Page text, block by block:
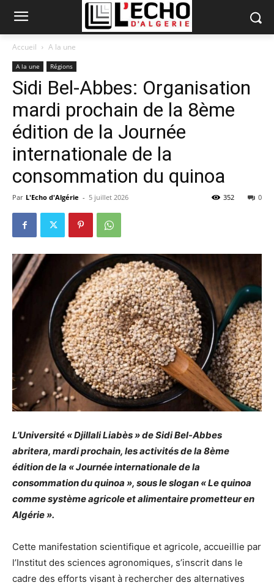
Accueil A la une
A la une Régions
Sidi Bel-Abbes: Organisation
mardi prochain de la 8ème
édition de la Journée
internationale de la
consommation du quinoa
Par L'Echo d'Algérie - 5 juillet 2026 0
352
L’Université « Djillali Liabès » de Sidi Bel-Abbes
abritera, mardi prochain, les activités de la 8ème
édition de la « Journée internationale de la
consommation du quinoa », sous le slogan « Le quinoa
comme système agricole et alimentaire prometteur en
Algérie ».
Cette manifestation scientifique et agricole, accueillie par
l’Institut des sciences agronomiques, s’inscrit dans le
cadre des efforts visant à rechercher des alternatives